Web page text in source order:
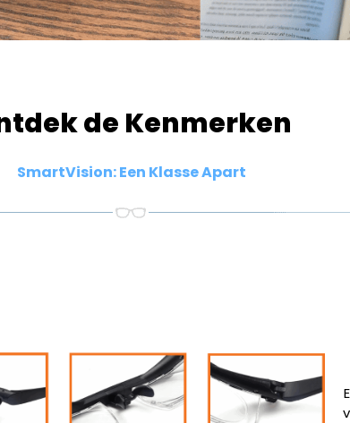
de Kenmerken
SmartVision: Een Klasse Apart